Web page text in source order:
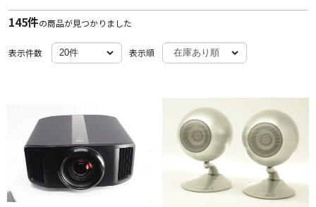
145件の商品が見つかりました
表示件数 表示順